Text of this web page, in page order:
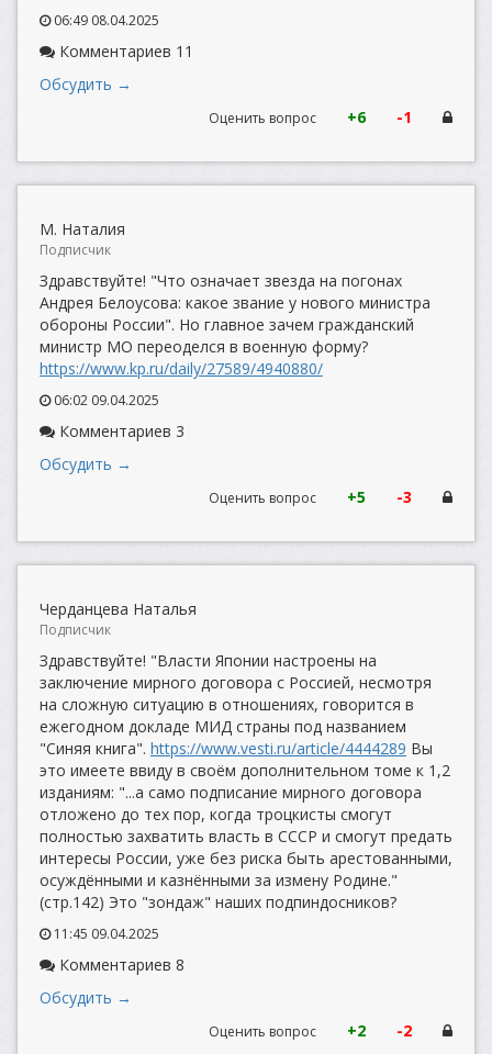
06:49 08.04.2025
Комментариев 11
Обсудить →
Оценить вопрос +6 -1
М. Наталия
Подписчик
Здравствуйте! "Что означает звезда на погонах
Андрея Белоусова: какое звание у нового министра
обороны России". Но главное зачем гражданский
министр МО переоделся в военную форму?
https://www.kp.ru/daily/27589/4940880/
06:02 09.04.2025
Комментариев 3
Обсудить →
Оценить вопрос +5 -3
Черданцева Наталья
Подписчик
Здравствуйте! "Власти Японии настроены на
заключение мирного договора с Россией, несмотря
на сложную ситуацию в отношениях, говорится в
ежегодном докладе МИД страны под названием
"Синяя книга". https://www.vesti.ru/article/4444289 Вы
это имеете ввиду в своём дополнительном томе к 1,2
изданиям: "...а само подписание мирного договора
отложено до тех пор, когда троцкисты смогут
полностью захватить власть в СССР и смогут предать
интересы России, уже без риска быть арестованными,
осуждёнными и казнёнными за измену Родине."
(стр.142) Это "зондаж" наших подпиндосников?
11:45 09.04.2025
Комментариев 8
Обсудить →
Оценить вопрос +2 -2